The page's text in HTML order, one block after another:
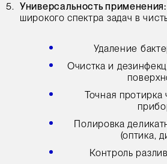
Универсальность применения:
широкого спектра задач в
Удаление
Очистка и
Точная протирка
Полировка
(оптика,
Контроль